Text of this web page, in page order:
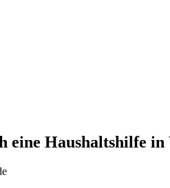
eine Haushaltshilfe in